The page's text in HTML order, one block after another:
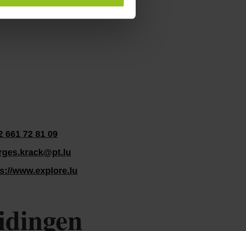
661 72 81 09
www.explore.lu